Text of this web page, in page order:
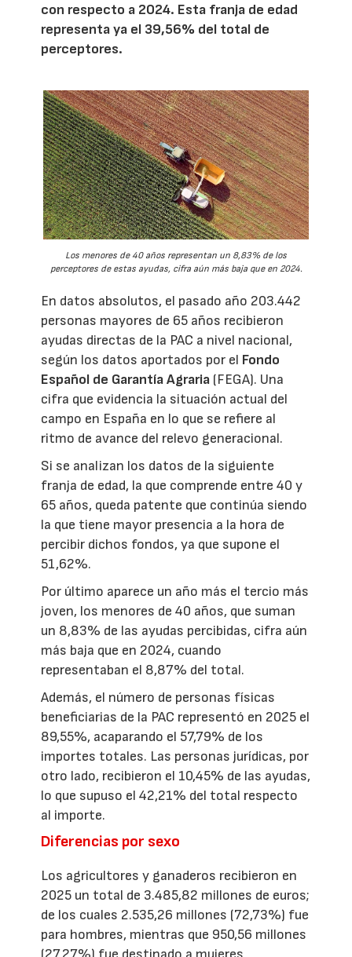
con respecto a 2024. Esta franja de edad
representa ya el 39,56% del total de
perceptores.
Los menores de 40 años representan un 8,83% de los
perceptores de estas ayudas, cifra aún más baja que en 2024.
En datos absolutos, el pasado año 203.442
personas mayores de 65 años recibieron
ayudas directas de la PAC a nivel nacional,
según los datos aportados por el Fondo
Español de Garantía Agraria (FEGA). Una
cifra que evidencia la situación actual del
campo en España en lo que se refiere al
ritmo de avance del relevo generacional.
Si se analizan los datos de la siguiente
franja de edad, la que comprende entre 40 y
65 años, queda patente que continúa siendo
la que tiene mayor presencia a la hora de
percibir dichos fondos, ya que supone el
51,62%.
Por último aparece un año más el tercio más
joven, los menores de 40 años, que suman
un 8,83% de las ayudas percibidas, cifra aún
más baja que en 2024, cuando
representaban el 8,87% del total.
Además, el número de personas físicas
beneficiarias de la PAC representó en 2025 el
89,55%, acaparando el 57,79% de los
importes totales. Las personas jurídicas, por
otro lado, recibieron el 10,45% de las ayudas,
lo que supuso el 42,21% del total respecto
al importe.
Diferencias por sexo
Los agricultores y ganaderos recibieron en
2025 un total de 3.485,82 millones de euros;
de los cuales 2.535,26 millones (72,73%) fue
para hombres, mientras que 950,56 millones